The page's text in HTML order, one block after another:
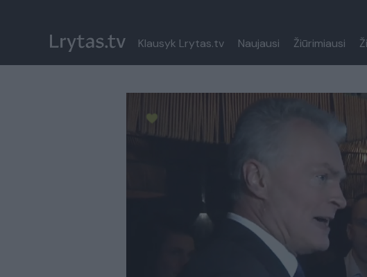
Klausyk Lrytas.tv Naujausi Žiūrimiausi